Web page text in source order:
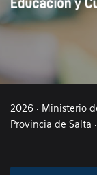
2026 · Ministerio
Provincia de Salta